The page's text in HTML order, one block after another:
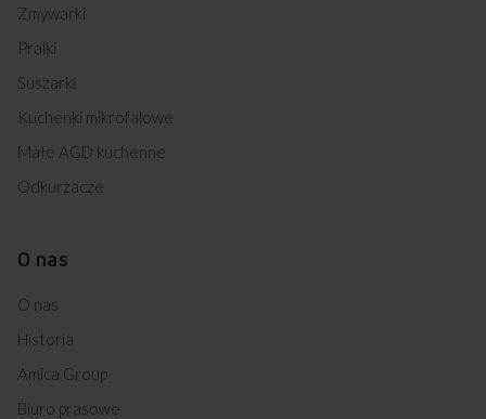
Zmywarki
Pralki
Suszarki
Kuchenki mikrofalowe
Małe AGD kuchenne
Odkurzacze
O nas
O nas
Historia
Amica Group
Biuro prasowe